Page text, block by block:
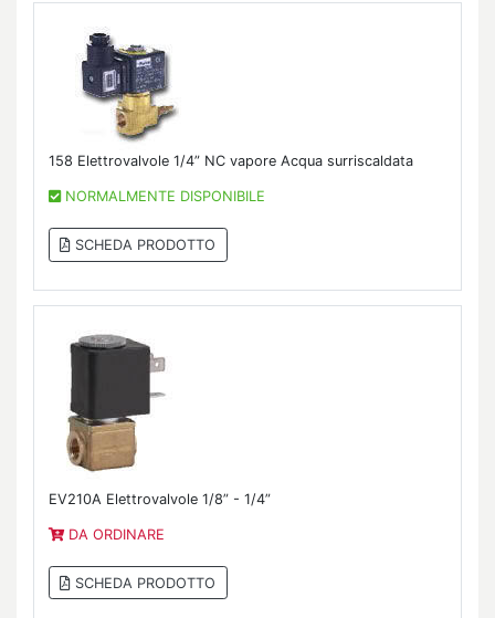
158 Elettrovalvole 1/4” NC vapore Acqua surriscaldata
NORMALMENTE DISPONIBILE
SCHEDA PRODOTTO
EV210A Elettrovalvole 1/8” - 1/4”
DA ORDINARE
SCHEDA PRODOTTO